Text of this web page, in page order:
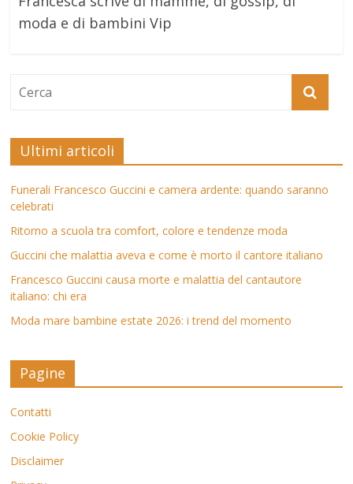
moda e di bambini Vip
Ultimi articoli
Funerali Francesco Guccini e camera ardente: quando saranno
celebrati
Ritorno a scuola tra comfort, colore e tendenze moda
Guccini che malattia aveva e come è morto il cantore italiano
Francesco Guccini causa morte e malattia del cantautore
italiano: chi era
Moda mare bambine estate 2026: i trend del momento
Pagine
Contatti
Cookie Policy
Disclaimer